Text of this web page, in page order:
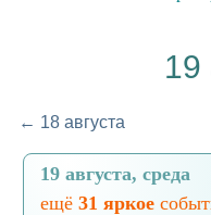
19
← 18 августа
19 августа, среда
ещё 31 яркое